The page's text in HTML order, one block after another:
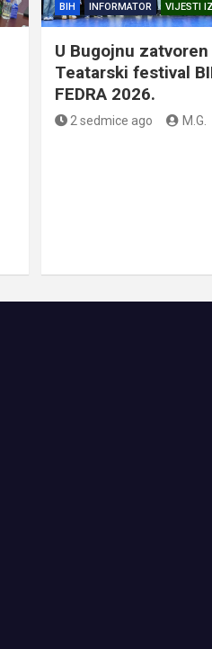
BIH INFORMATOR VIJESTI
U Bugojnu zatvoren
Teatarski festival
FEDRA 2026.
2 sedmice ago M.G.